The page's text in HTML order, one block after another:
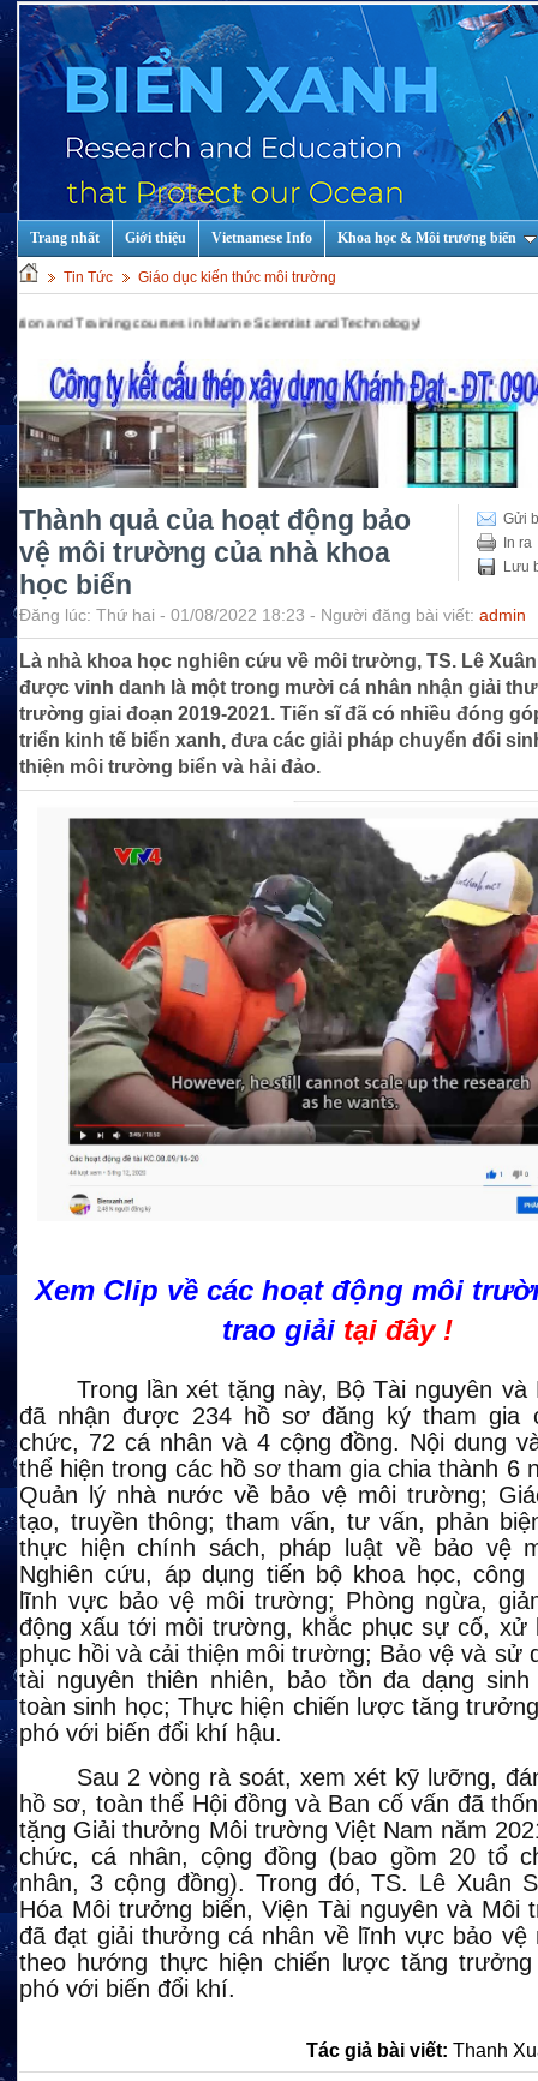
Trang nhất Giới thiệu Vietnamese Info Khoa học & Môi trương biển
Tin Tức Giáo dục kiến thức môi trường
courses in Marine Scientist and Technology!
Gửi
In ra
Lưu
Thành quả của hoạt động bảo
vệ môi trường của nhà khoa
học biển
Đăng lúc: Thứ hai - 01/08/2022 18:23 - Người đăng bài viết: admin
Là nhà khoa học nghiên cứu về môi trường, TS. Lê
được vinh danh là một trong mười cá nhân nhận giải
trường giai đoạn 2019-2021. Tiến sĩ đã có nhiều đóng
triển kinh tế biển xanh, đưa các giải pháp chuyển đổi
thiện môi trường biển và hải đảo.
Xem Clip về các hoạt động môi
trao giải tại đây !
Trong lần xét tặng này, Bộ Tài nguyên
đã nhận được 234 hồ sơ đăng ký tham gia
chức, 72 cá nhân và 4 cộng đồng. Nội dung
thể hiện trong các hồ sơ tham gia chia thành 6
Quản lý nhà nước về bảo vệ môi trường;
tạo, truyền thông; tham vấn, tư vấn, phản
thực hiện chính sách, pháp luật về bảo vệ
Nghiên cứu, áp dụng tiến bộ khoa học, công
lĩnh vực bảo vệ môi trường; Phòng ngừa,
động xấu tới môi trường, khắc phục sự cố, xử
phục hồi và cải thiện môi trường; Bảo vệ và sử
tài nguyên thiên nhiên, bảo tồn đa dạng
toàn sinh học; Thực hiện chiến lược tăng
phó với biến đổi khí hậu.
Sau 2 vòng rà soát, xem xét kỹ lưỡng,
hồ sơ, toàn thể Hội đồng và Ban cố vấn đã
tặng Giải thưởng Môi trường Việt Nam năm
chức, cá nhân, cộng đồng (bao gồm 20 tổ
nhân, 3 cộng đồng). Trong đó, TS. Lê Xuân
Hóa Môi trưởng biển, Viện Tài nguyên và Môi
đã đạt giải thưởng cá nhân về lĩnh vực bảo vệ
theo hướng thực hiện chiến lược tăng
phó với biến đổi khí.
Tác giả bài viết: Thanh